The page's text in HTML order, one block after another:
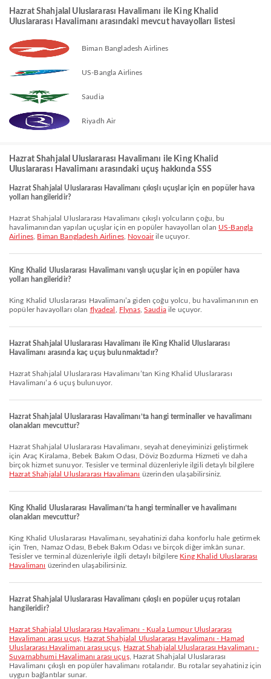
Hazrat Shahjalal Uluslararası Havalimanı ile King Khalid
Uluslararası Havalimanı arasındaki mevcut havayolları listesi
Biman Bangladesh Airlines
US-Bangla Airlines
Saudia
Riyadh Air
Hazrat Shahjalal Uluslararası Havalimanı ile King Khalid
Uluslararası Havalimanı arasındaki uçuş hakkında SSS
Hazrat Shahjalal Uluslararası Havalimanı çıkışlı uçuşlar için en popüler hava
yolları hangileridir?
Hazrat Shahjalal Uluslararası Havalimanı çıkışlı yolcuların çoğu, bu
havalimanından yapılan uçuşlar için en popüler havayolları olan US-Bangla
Airlines Biman Bangladesh Airlines, Novoairile uçuyor.
King Khalid Uluslararası Havalimanı varışlı uçuşlar için en popüler hava
yolları hangileridir?
King Khalid Uluslararası Havalimanı’a giden çoğu yolcu, bu havalimanının en
popüler havayolları olan flyadeal Flynas,Saudiaile uçuyor.
Hazrat Shahjalal Uluslararası Havalimanı ile King Khalid Uluslararası
Havalimanı arasında kaç uçuş bulunmaktadır?
Hazrat Shahjalal Uluslararası Havalimanı’tan King Khalid Uluslararası
Havalimanı’a 6 uçuş bulunuyor.
Hazrat Shahjalal Uluslararası Havalimanı’ta hangi terminaller ve havalimanı
olanakları mevcuttur?
Hazrat Shahjalal Uluslararası Havalimanı, seyahat deneyiminizi geliştirmek
için Araç Kiralama, Bebek Bakım Odası, Döviz Bozdurma Hizmeti ve daha
birçok hizmet sunuyor. Tesisler ve terminal düzenleriyle ilgili detaylı bilgilere
Hazrat Shahjalal Uluslararası Havalimanı üzerinden ulaşabilirsiniz.
King Khalid Uluslararası Havalimanı’ta hangi terminaller ve havalimanı
olanakları mevcuttur?
King Khalid Uluslararası Havalimanı, seyahatinizi daha konforlu hale getirmek
için Tren, Namaz Odası, Bebek Bakım Odası ve birçok diğer imkân sunar.
Tesisler ve terminal düzenleriyle ilgili detaylı bilgilere King Khalid Uluslararası
Havalimanı üzerinden ulaşabilirsiniz.
Hazrat Shahjalal Uluslararası Havalimanı çıkışlı en popüler uçuş rotaları
hangileridir?
Hazrat Shahjalal Uluslararası Havalimanı - Kuala Lumpur Uluslararası
Havalimanı arası uçuş, Hazrat Shahjalal Uluslararası Havalimanı - Hamad
Uluslararası Havalimanı arası uçuş, Hazrat Shahjalal Uluslararası Havalimanı -
Suvarnabhumi Havalimanı arası uçuş, Hazrat Shahjalal Uluslararası
Havalimanı çıkışlı en popüler havalimanı rotalarıdır. Bu rotalar seyahatiniz için
uygun bağlantılar sunar.